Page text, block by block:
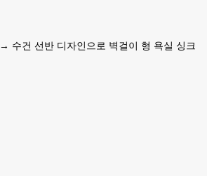
→ 수건 선반 디자인으로 벽걸이 형 욕실 싱크